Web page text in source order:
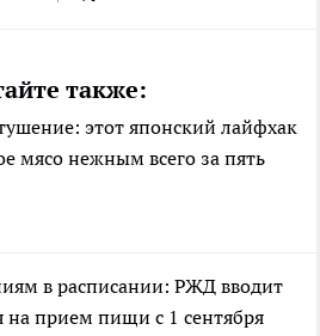
также:
этот японский лайфхак
мясо нежным всего за пять
в расписании: РЖД вводит
на прием пищи с 1 сентября